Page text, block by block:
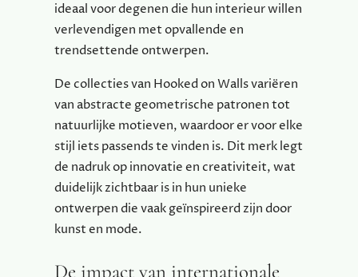
ideaal voor degenen die hun interieur willen
verlevendigen met opvallende en
trendsettende ontwerpen.
De collecties van Hooked on Walls variëren
van abstracte geometrische patronen tot
natuurlijke motieven, waardoor er voor elke
stijl iets passends te vinden is. Dit merk legt
de nadruk op innovatie en creativiteit, wat
duidelijk zichtbaar is in hun unieke
ontwerpen die vaak geïnspireerd zijn door
kunst en mode.
De impact van internationale